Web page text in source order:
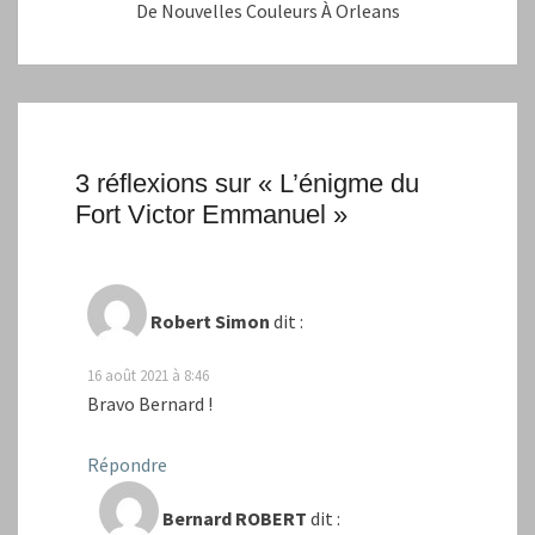
De Nouvelles Couleurs À Orleans
3 réflexions sur « L’énigme du
Fort Victor Emmanuel »
Robert Simon dit :
16 août 2021 à 8:46
Bravo Bernard !
Répondre
Bernard ROBERT dit :